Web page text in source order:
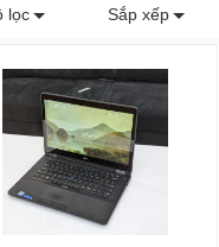
lọc Sắp xếp